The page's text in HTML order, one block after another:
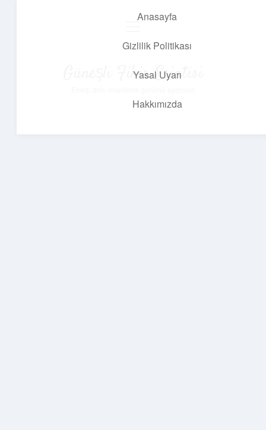
Anasayfa
Gizlilik Politikası
Yasal Uyarı
Hakkımızda
Güneşli Fikir Esintisi